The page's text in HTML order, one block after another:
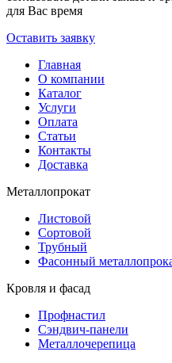
для Вас время
Оставить заявку
Главная
О компании
Каталог
Услуги
Оплата
Статьи
Контакты
Доставка
Металлопрокат
Листовой
Сортовой
Трубный
Фасонный
Кровля и фасад
Профнастил
Сэндвич-панели
Металлочерепица